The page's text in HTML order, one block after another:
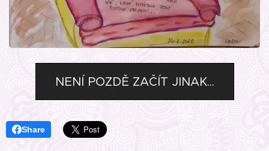
NENÍ POZDĚ ZAČÍT JINAK...
Share